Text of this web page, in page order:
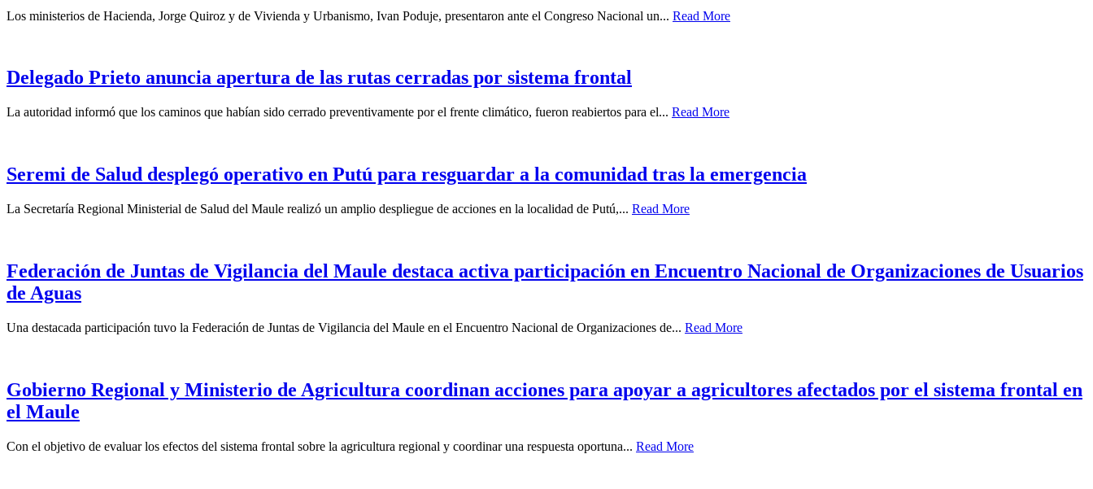
Los ministerios de Hacienda, Jorge Quiroz y de Vivienda y Urbanismo, Ivan Poduje, presentaron ante el Congreso Nacional un... Read More
Delegado Prieto anuncia apertura de las rutas cerradas por sistema frontal
La autoridad informó que los caminos que habían sido cerrado preventivamente por el frente climático, fueron reabiertos para el... Read More
Seremi de Salud desplegó operativo en Putú para resguardar a la comunidad tras la emergencia
La Secretaría Regional Ministerial de Salud del Maule realizó un amplio despliegue de acciones en la localidad de Putú,... Read More
Federación de Juntas de Vigilancia del Maule destaca activa participación en Encuentro Nacional de Organizaciones de Usuarios
de Aguas
Una destacada participación tuvo la Federación de Juntas de Vigilancia del Maule en el Encuentro Nacional de Organizaciones de... Read More
Gobierno Regional y Ministerio de Agricultura coordinan acciones para apoyar a agricultores afectados por el sistema frontal en
el Maule
Con el objetivo de evaluar los efectos del sistema frontal sobre la agricultura regional y coordinar una respuesta oportuna... Read More